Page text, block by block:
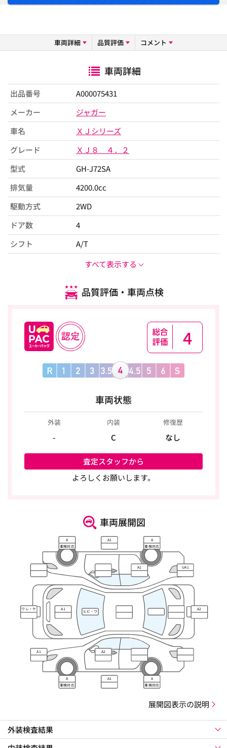
車両詳細 品質評価 コメント
車両詳細
出品番号
A000075431
メーカー
ジャガー
車名
ＸＪシリーズ
グレード
ＸＪ８ ４．２
型式
GH-J72SA
排気量
4200.0cc
駆動方式
2WD
ドア数
4
シフト
A/T
すべて表示する
品質評価・車両点検
4
車両状態
外装
-
内装
C
修復歴
なし
査定スタッフから
よろしくお願いします。
車両展開図
A
車検対応
A1 A
車検対応
A1 UA1
ワレ・ケ
ズレ
A1
ヒビ・ワ
レ・キズ
A2
A1 A2
A
車検対応
A1
A
車検対応
展開図表示の説明
外装検査結果